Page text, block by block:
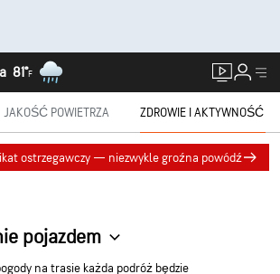
81°F
JAKOŚĆ POWIETRZA ZDROWIE I AKTYWNOŚĆ
ostrzegawczy — niezwykle groźna powódź
pojazdem
na trasie każda podróż będzie